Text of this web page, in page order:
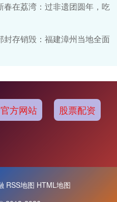
春在荔湾：过非遗团圆年，吃
封存销毁：福建漳州当地全面
方网站 股票配资
RSS地图 HTML地图